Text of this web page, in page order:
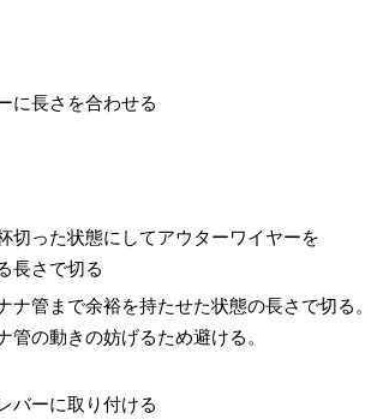
に長さを合わせる
切った状態にしてアウターワイヤーを
長さで切る
管まで余裕を持たせた状態の長さで切る。
の動きの妨げるため避ける。
バーに取り付ける